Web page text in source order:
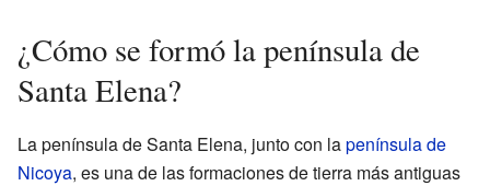
¿Cómo se formó la península de
Santa Elena?
La península de Santa Elena, junto con lapenínsula de
Nicoya, es una de las formaciones de tierra más antiguas